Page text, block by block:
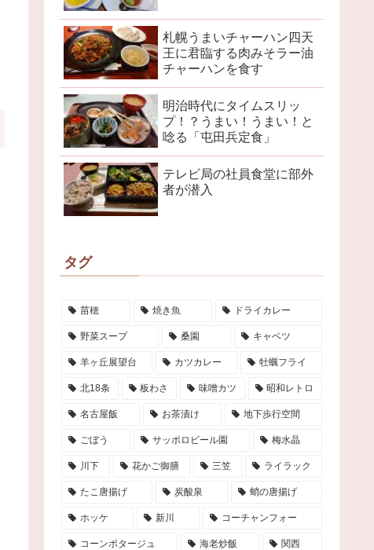
札幌うまいチャーハン四天
王に君臨する肉みそラー油
チャーハンを食す
明治時代にタイムスリッ
プ！？うまい！うまい！と
唸る「屯田兵定食」
テレビ局の社員食堂に部外
者が潜入
タグ
苗穂 焼き魚 ドライカレー
野菜スープ 桑園 キャベツ
羊ヶ丘展望台 カツカレー 牡蠣フライ
北18条 板わさ 味噌カツ 昭和レトロ
名古屋飯 お茶漬け 地下歩行空間
ごぼう サッポロビール園 梅水晶
川下 花かご御膳 三笠 ライラック
たこ唐揚げ 炭酸泉 蛸の唐揚げ
ホッケ 新川 コーチャンフォー
コーンポタージュ 海老炒飯 関西